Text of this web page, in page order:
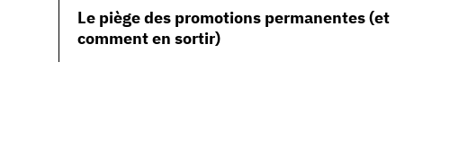
Le piège des promotions permanentes (et
comment en sortir)